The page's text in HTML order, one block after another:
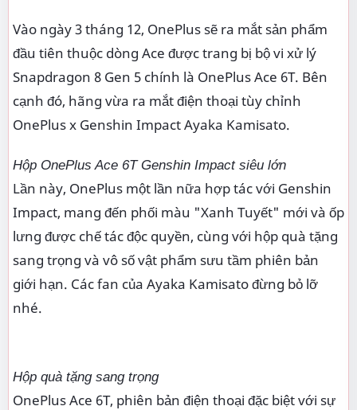
Vào ngày 3 tháng 12, OnePlus sẽ ra mắt sản phẩm
đầu tiên thuộc dòng Ace được trang bị bộ vi xử lý
Snapdragon 8 Gen 5 chính là OnePlus Ace 6T. Bên
cạnh đó, hãng vừa ra mắt điện thoại tùy chỉnh
OnePlus x Genshin Impact Ayaka Kamisato.
Hộp OnePlus Ace 6T Genshin Impact siêu lớn
Lần này, OnePlus một lần nữa hợp tác với Genshin
Impact, mang đến phối màu "Xanh Tuyết" mới và ốp
lưng được chế tác độc quyền, cùng với hộp quà tặng
sang trọng và vô số vật phẩm sưu tầm phiên bản
giới hạn. Các fan của Ayaka Kamisato đừng bỏ lỡ
nhé.
Hộp quà tặng sang trọng
OnePlus Ace 6T, phiên bản điện thoại đặc biệt với sự